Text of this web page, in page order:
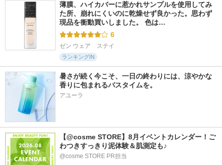
薄膜、ハイカバーに惹かれサンプルを使用してみ
た所、崩れにくいのに乾燥せず良かった。思わず
現品を衝動買いしました。 色は…
6
ゼン ウェア　ステイ
ランキングIN
暑さが続く今こそ、一日の終わりには、涼やかな
香りに包まれるバスタイムを。
アユーラ
【@cosme STORE】8月イベントカレンダー！ご
わつきすっきり泥体験＆肌測定も♪
@cosme STORE PR担当